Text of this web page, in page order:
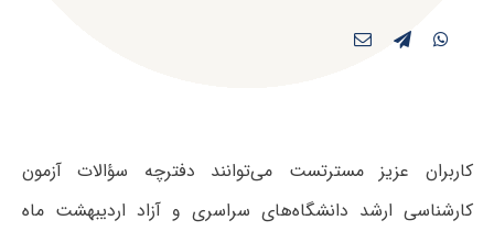
کاربران عزیز مسترتست می‌توانند دفترچه سؤالات آزمون
کارشناسی ارشد دانشگاه‌های سراسری و آزاد اردیبهشت ماه